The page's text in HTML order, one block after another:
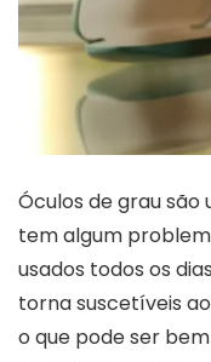
Óculos de grau
tem algum
usados todos os
torna suscetíveis
o que pode ser